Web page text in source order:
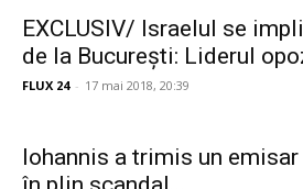
EXCLUSIV/ Israelul se
de la București: Liderul
FLUX 24 - 17 mai 2018, 20:39
Iohannis a trimis un